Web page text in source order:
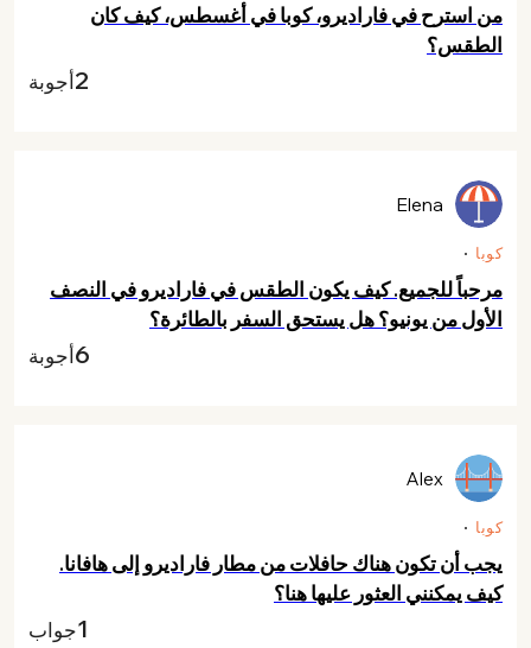
من استرح في فاراديرو، كوبا في أغسطس، كيف كان
الطقس؟
2أجوبة
كوبا
مرحباً للجميع. كيف يكون الطقس في فاراديرو في النصف
الأول من يونيو؟ هل يستحق السفر بالطائرة؟
Elena
6أجوبة
كوبا
يجب أن تكون هناك حافلات من مطار فاراديرو إلى هافانا.
كيف يمكنني العثور عليها هنا؟
Alex
1جواب